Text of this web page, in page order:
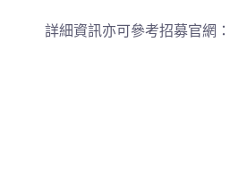
詳細資訊亦可參考招募官網：